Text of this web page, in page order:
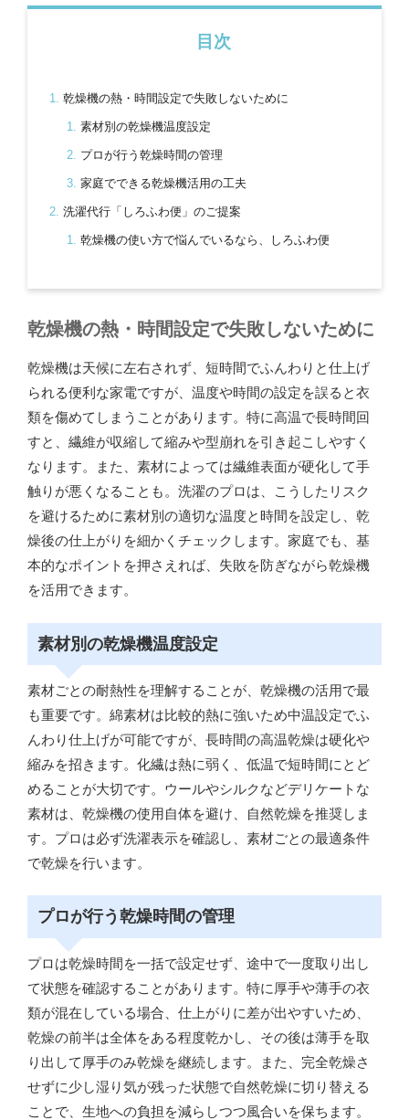
目次
乾燥機の熱・時間設定で失敗しないために
素材別の乾燥機温度設定
プロが行う乾燥時間の管理
家庭でできる乾燥機活用の工夫
洗濯代行「しろふわ便」のご提案
乾燥機の使い方で悩んでいるなら、しろふわ便
乾燥機の熱・時間設定で失敗しないために
乾燥機は天候に左右されず、短時間でふんわりと仕上げ
られる便利な家電ですが、温度や時間の設定を誤ると衣
類を傷めてしまうことがあります。特に高温で長時間回
すと、繊維が収縮して縮みや型崩れを引き起こしやすく
なります。また、素材によっては繊維表面が硬化して手
触りが悪くなることも。洗濯のプロは、こうしたリスク
を避けるために素材別の適切な温度と時間を設定し、乾
燥後の仕上がりを細かくチェックします。家庭でも、基
本的なポイントを押さえれば、失敗を防ぎながら乾燥機
を活用できます。
素材別の乾燥機温度設定
素材ごとの耐熱性を理解することが、乾燥機の活用で最
も重要です。綿素材は比較的熱に強いため中温設定でふ
んわり仕上げが可能ですが、長時間の高温乾燥は硬化や
縮みを招きます。化繊は熱に弱く、低温で短時間にとど
めることが大切です。ウールやシルクなどデリケートな
素材は、乾燥機の使用自体を避け、自然乾燥を推奨しま
す。プロは必ず洗濯表示を確認し、素材ごとの最適条件
で乾燥を行います。
プロが行う乾燥時間の管理
プロは乾燥時間を一括で設定せず、途中で一度取り出し
て状態を確認することがあります。特に厚手や薄手の衣
類が混在している場合、仕上がりに差が出やすいため、
乾燥の前半は全体をある程度乾かし、その後は薄手を取
り出して厚手のみ乾燥を継続します。また、完全乾燥さ
せずに少し湿り気が残った状態で自然乾燥に切り替える
ことで、生地への負担を減らしつつ風合いを保ちます。